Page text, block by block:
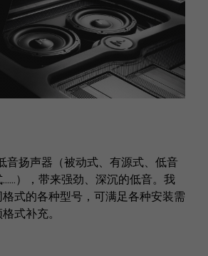
扬声器（被动式、有源式、低音
），带来强劲、深沉的低音。我
式的各种型号，可满足各种安装需
式补充。